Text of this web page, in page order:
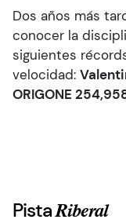
Dos años más
conocer la
siguientes
velocidad:
ORIGONE
PistaRiberal